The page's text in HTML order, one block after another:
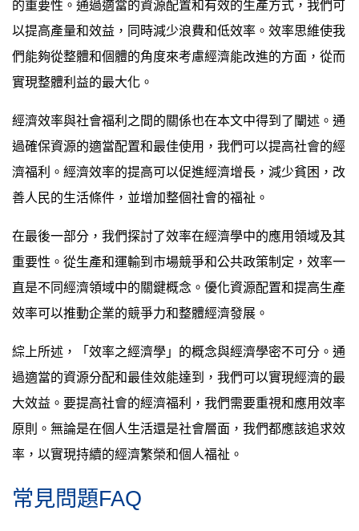
的重要性。通過適當的資源配置和有效的生產方式，我們可
以提高產量和效益，同時減少浪費和低效率。效率思維使我
們能夠從整體和個體的角度來考慮經濟能改進的方面，從而
實現整體利益的最大化。
經濟效率與社會福利之間的關係也在本文中得到了闡述。通
過確保資源的適當配置和最佳使用，我們可以提高社會的經
濟福利。經濟效率的提高可以促進經濟增長，減少貧困，改
善人民的生活條件，並增加整個社會的福祉。
在最後一部分，我們探討了效率在經濟學中的應用領域及其
重要性。從生產和運輸到市場競爭和公共政策制定，效率一
直是不同經濟領域中的關鍵概念。優化資源配置和提高生產
效率可以推動企業的競爭力和整體經濟發展。
綜上所述，「效率之經濟學」的概念與經濟學密不可分。通
過適當的資源分配和最佳效能達到，我們可以實現經濟的最
大效益。要提高社會的經濟福利，我們需要重視和應用效率
原則。無論是在個人生活還是社會層面，我們都應該追求效
率，以實現持續的經濟繁榮和個人福祉。
常見問題FAQ